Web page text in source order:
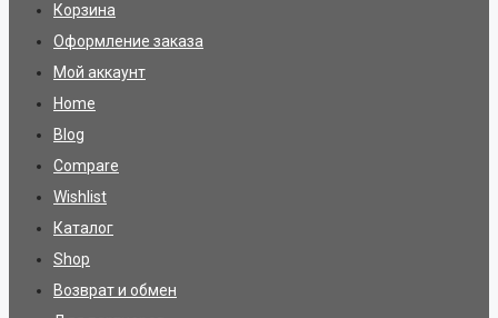
Корзина
Оформление заказа
Мой аккаунт
Home
Blog
Compare
Wishlist
Каталог
Shop
Возврат и обмен